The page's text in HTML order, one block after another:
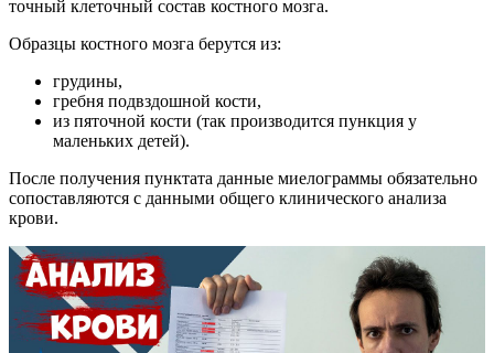
точный клеточный состав костного мозга.
Образцы костного мозга берутся из:
грудины,
гребня подвздошной кости,
из пяточной кости (так производится пункция у
маленьких детей).
После получения пунктата данные миелограммы обязательно
сопоставляются с данными общего клинического анализа
крови.